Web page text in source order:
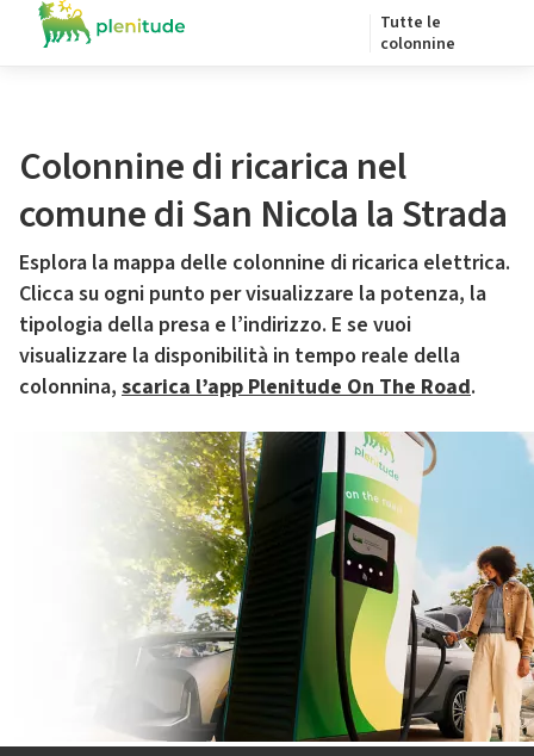
Tutte le
colonnine
Colonnine di ricarica nel
comune di San Nicola la Strada
Esplora la mappa delle colonnine di ricarica elettrica.
Clicca su ogni punto per visualizzare la potenza, la
tipologia della presa e l’indirizzo. E se vuoi
visualizzare la disponibilità in tempo reale della
colonnina, scarica l’app Plenitude On The Road.